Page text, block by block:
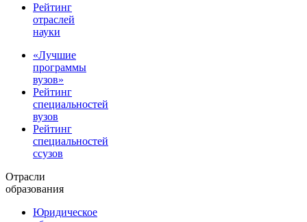
Рейтинг
отраслей
науки
«Лучшие
программы
вузов»
Рейтинг
специальностей
вузов
Рейтинг
специальностей
ссузов
Отрасли
образования
Юридическое